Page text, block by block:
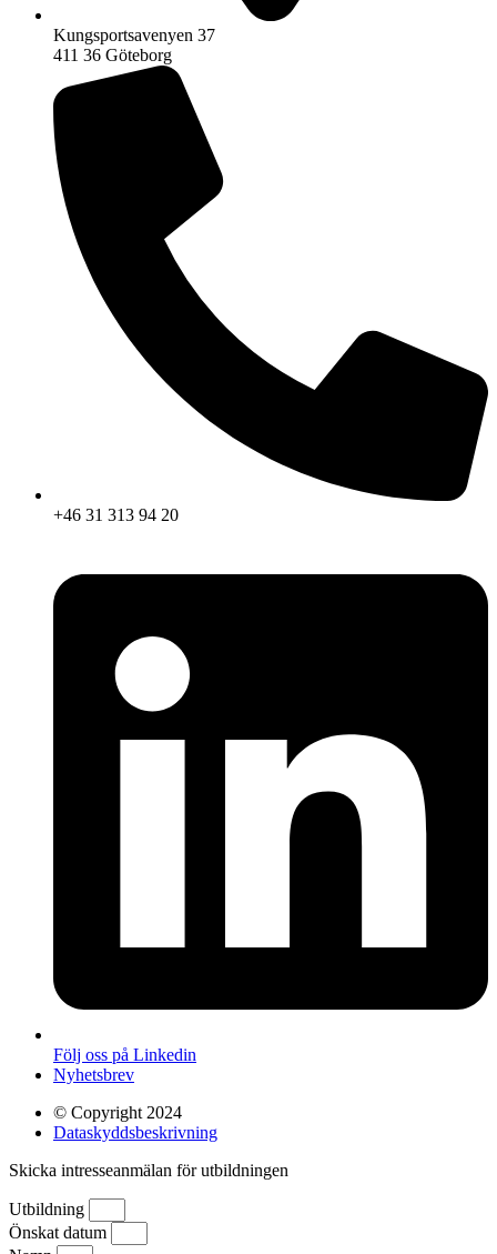
Kungsportsavenyen 37
411 36 Göteborg
+46 31 313 94 20
Följ oss på Linkedin
Nyhetsbrev
© Copyright 2024
Dataskyddsbeskrivning
Skicka intresseanmälan för utbildningen
Utbildning
Önskat datum